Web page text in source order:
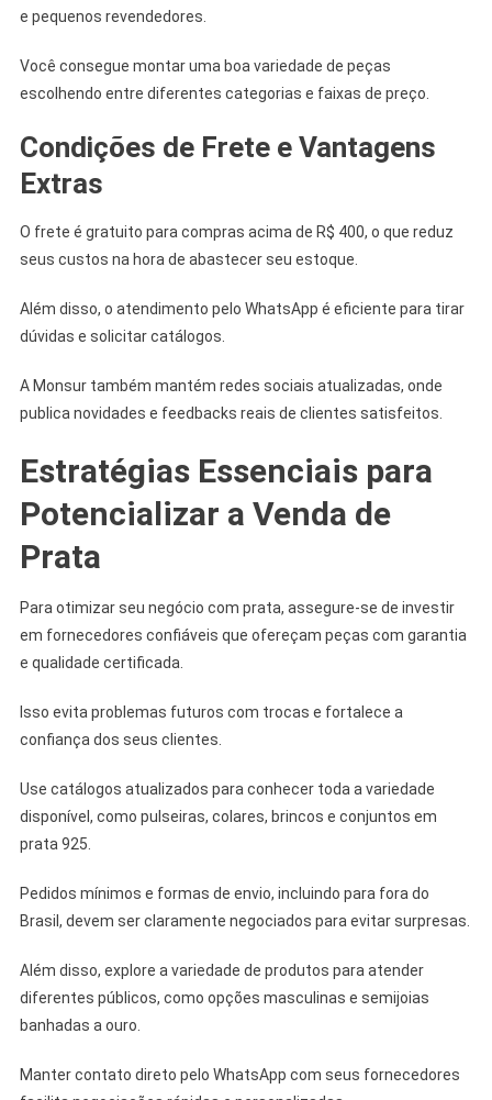
e pequenos revendedores.
Você consegue montar uma boa variedade de peças
escolhendo entre diferentes categorias e faixas de preço.
Condições de Frete e Vantagens
Extras
O frete é gratuito para compras acima de R$ 400, o que reduz
seus custos na hora de abastecer seu estoque.
Além disso, o atendimento pelo WhatsApp é eficiente para tirar
dúvidas e solicitar catálogos.
A Monsur também mantém redes sociais atualizadas, onde
publica novidades e feedbacks reais de clientes satisfeitos.
Estratégias Essenciais para
Potencializar a Venda de
Prata
Para otimizar seu negócio com prata, assegure-se de investir
em fornecedores confiáveis que ofereçam peças com garantia
e qualidade certificada.
Isso evita problemas futuros com trocas e fortalece a
confiança dos seus clientes.
Use catálogos atualizados para conhecer toda a variedade
disponível, como pulseiras, colares, brincos e conjuntos em
prata 925.
Pedidos mínimos e formas de envio, incluindo para fora do
Brasil, devem ser claramente negociados para evitar surpresas.
Além disso, explore a variedade de produtos para atender
diferentes públicos, como opções masculinas e semijoias
banhadas a ouro.
Manter contato direto pelo WhatsApp com seus fornecedores